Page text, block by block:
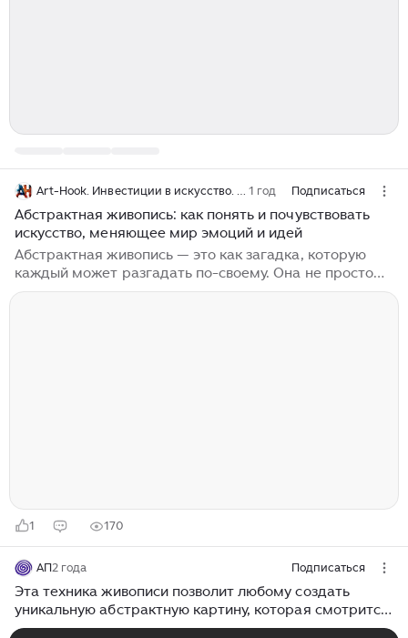
1 год Подписаться
Абстрактная живопись: как понять и почувствовать
искусство, меняющее мир эмоций и идей
Абстрактная живопись — это как загадка, которую
каждый может разгадать по-своему. Она не просто
бросает вызов традиционным представлениям о
1 170
АП2 года Подписаться
Эта техника живописи позволит любому создать
уникальную абстрактную картину, которая смотрится
великолепно! Показываю пошагово и легко!